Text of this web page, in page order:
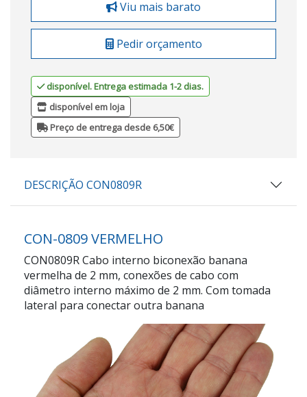
Viu mais barato
Pedir orçamento
disponível. Entrega estimada 1-2 dias.
disponível em loja
Preço de entrega desde 6,50€
DESCRIÇÃO CON0809R
CON-0809 VERMELHO
CON0809R Cabo interno biconexão banana
vermelha de 2 mm, conexões de cabo com
diâmetro interno máximo de 2 mm. Com tomada
lateral para conectar outra banana